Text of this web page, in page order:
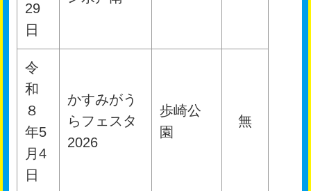
29
日
令
和
８
年5
月4
日
かすみがう
らフェスタ
2026
歩崎公
園
無